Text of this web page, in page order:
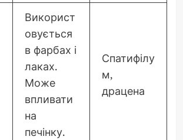
Використ
овується
в фарбах і
лаках.
Може
впливати
на
печінку.
Спатифілу
м,
драцена